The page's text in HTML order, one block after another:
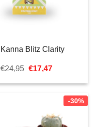
Kanna Blitz Clarity
€24,95 Ursprünglicher
war:
€17,47Aktueller
ist:
-30%